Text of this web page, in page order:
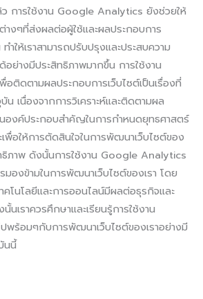
ว การใช้งาน Google Analytics ยังช่วยให้
ต่างๆที่ส่งผลต่อผู้ใช้และผลประกอบการ
ำให้เราสามารถปรับปรุงและประสบความ
ด้อย่างมีประสิทธิภาพมากขึ้น การใช้งาน
ติดตามผลประกอบการเว็บไซต์เป็นเรื่องที่
เนื่องจากการวิเคราะห์และติดตามผล
นองค์ประกอบสำคัญในการกำหนดยุทธศาสตร์
พื่อให้การตัดสินใจในการพัฒนาเว็บไซต์ของ
ทธิภาพ ดังนั้นการใช้งาน Google Analytics
มองข้ามในการพัฒนาเว็บไซต์ของเรา โดย
คโนโลยีและการออนไลน์มีผลต่อธุรกิจและ
นเราควรศึกษาและเรียนรู้การใช้งาน
ร้อมๆกับการพัฒนาเว็บไซต์ของเราอย่างมี
นนี้